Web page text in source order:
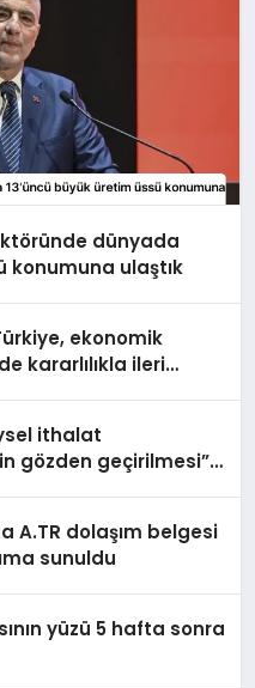
dünyada
konumuna ulaştık
ekonomik
kararlılıkla ileri
ithalat
gözden geçirilmesi”
A.TR dolaşım belgesi
sunuldu
yüzü 5 hafta sonra